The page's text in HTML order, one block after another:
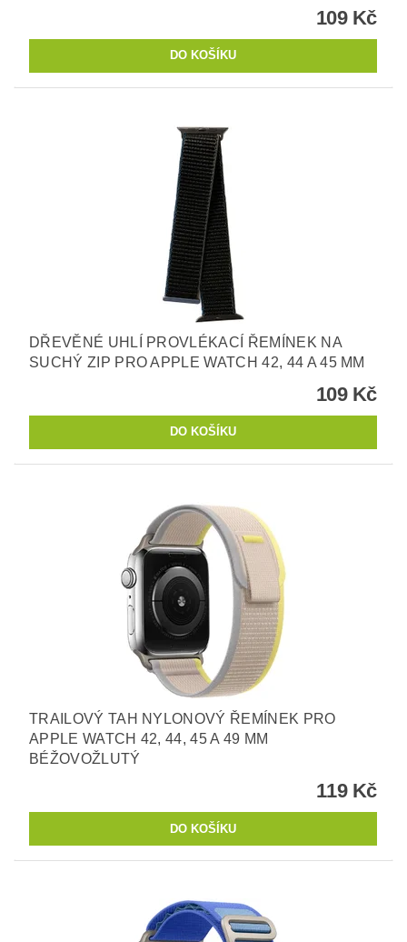
109 Kč
DŘEVĚNÉ UHLÍ PROVLÉKACÍ ŘEMÍNEK NA
SUCHÝ ZIP PRO APPLE WATCH 42, 44 A 45 MM
109 Kč
TRAILOVÝ TAH NYLONOVÝ ŘEMÍNEK PRO
APPLE WATCH 42, 44, 45 A 49 MM
BÉŽOVOŽLUTÝ
119 Kč